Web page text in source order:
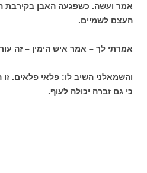
אמר ועשה. כשפגעה האבן בקירבת
העצם לשמיים.
אמרתי לך – אמר איש הימין – זה
והשמאלני השיב לו: פלאי פלאים.
כי גם זברה יכולה לעוף.